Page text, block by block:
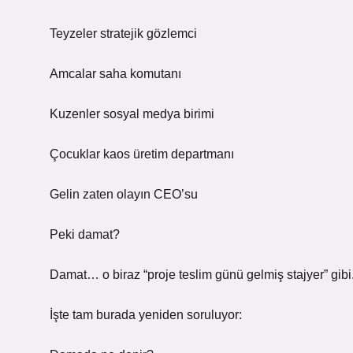
Teyzeler stratejik gözlemci
Amcalar saha komutanı
Kuzenler sosyal medya birimi
Çocuklar kaos üretim departmanı
Gelin zaten olayın CEO’su
Peki damat?
Damat… o biraz “proje teslim günü gelmiş stajyer”
İşte tam burada yeniden soruluyor: